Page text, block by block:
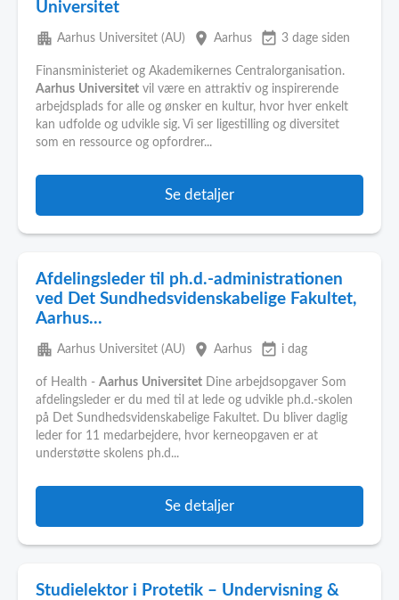
Universitet
apartment Aarhus Universitet (AU) place Aarhus event_available 3 dage siden
Finansministeriet og Akademikernes Centralorganisation.
Aarhus Universitet vil være en attraktiv og inspirerende
arbejdsplads for alle og ønsker en kultur, hvor hver enkelt
kan udfolde og udvikle sig. Vi ser ligestilling og diversitet
som en ressource og opfordrer...
Se detaljer
Afdelingsleder til ph.d.-administrationen
ved Det Sundhedsvidenskabelige Fakultet,
Aarhus...
apartment Aarhus Universitet (AU) place Aarhus event_available i dag
of Health - Aarhus Universitet Dine arbejdsopgaver Som
afdelingsleder er du med til at lede og udvikle ph.d.-skolen
på Det Sundhedsvidenskabelige Fakultet. Du bliver daglig
leder for 11 medarbejdere, hvor kerneopgaven er at
understøtte skolens ph.d...
Se detaljer
Studielektor i Protetik – Undervisning &